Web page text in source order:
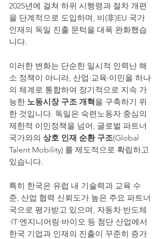
2025년에 걸쳐 하위 시행령과 절차 개편
을 단계적으로 도입하며, 비(非)EU 국가
인재의 독일 진출 문턱을 대폭 완화했습
니다.
이러한 변화는 단순한 일시적 인력난 해
소 정책이 아니라, 산업·교육·이민을 하나
의 체계로 통합하여 장기적으로 지속 가
능한 노동시장 구조 개혁을 구축하기 위
한 것입니다. 독일은 숙련노동자 중심의
제한적 이민정책을 넘어, 글로벌 파트너
국가와의 상호 인재 순환 구조(Global
Talent Mobility) 를 제도적으로 확립하고
있습니다.
특히 한국은 유럽 내 기술력과 교육 수
준, 산업 협력 신뢰도가 높은 주요 파트너
국으로 평가받고 있으며, 자동차·반도체
·IT·엔지니어링·바이오 등 첨단 산업에서
한국 기업과 인재의 진출이 꾸준히 증가